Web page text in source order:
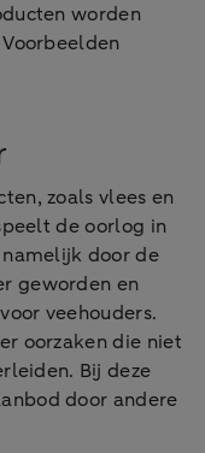
worden
zoals vlees en
de oorlog in
door de
geworden en
veehouders.
oorzaken die niet
Bij deze
door andere